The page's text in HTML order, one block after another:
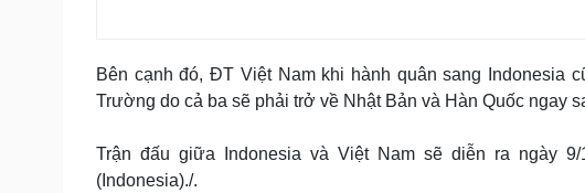
Bên cạnh đó, ĐT Việt Nam khi hành quân sang Indonesia
Trường do cả ba sẽ phải trở về Nhật Bản và Hàn Quốc ngay
Trận đấu giữa Indonesia và Việt Nam sẽ diễn ra ngày
(Indonesia)./.